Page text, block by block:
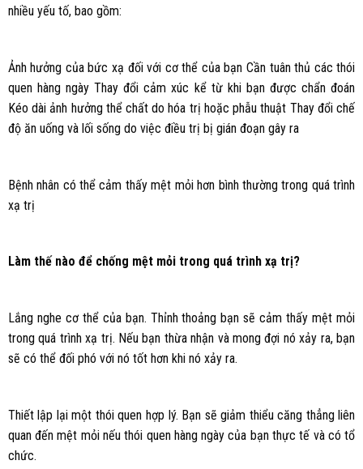
nhiều yếu tố, bao gồm:
Ảnh hưởng của bức xạ đối với cơ thể của bạn Cần tuân thủ các thói
quen hàng ngày Thay đổi cảm xúc kể từ khi bạn được chẩn đoán
Kéo dài ảnh hưởng thể chất do hóa trị hoặc phẫu thuật Thay đổi chế
độ ăn uống và lối sống do việc điều trị bị gián đoạn gây ra
Bệnh nhân có thể cảm thấy mệt mỏi hơn bình thường trong quá trình
xạ trị
Làm thế nào để chống mệt mỏi trong quá trình xạ trị?
Lắng nghe cơ thể của bạn. Thỉnh thoảng bạn sẽ cảm thấy mệt mỏi
trong quá trình xạ trị. Nếu bạn thừa nhận và mong đợi nó xảy ra, bạn
sẽ có thể đối phó với nó tốt hơn khi nó xảy ra.
Thiết lập lại một thói quen hợp lý. Bạn sẽ giảm thiểu căng thẳng liên
quan đến mệt mỏi nếu thói quen hàng ngày của bạn thực tế và có tổ
chức.